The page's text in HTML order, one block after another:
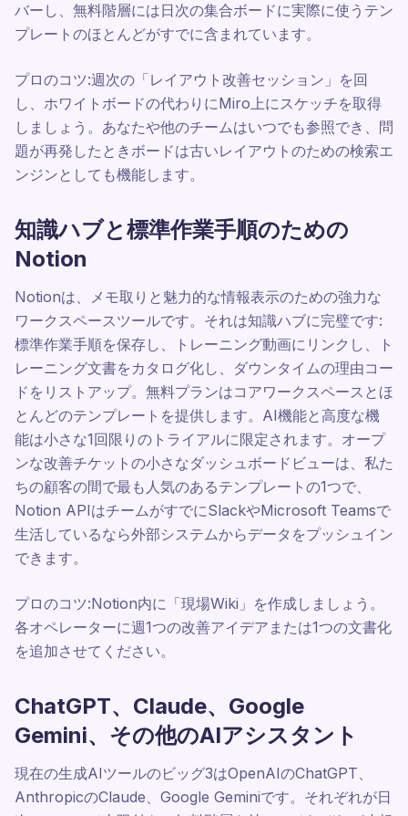
バーし、無料階層には日次の集合ボードに実際に使うテン
プレートのほとんどがすでに含まれています。
プロのコツ:週次の「レイアウト改善セッション」を回
し、ホワイトボードの代わりにMiro上にスケッチを取得
しましょう。あなたや他のチームはいつでも参照でき、問
題が再発したときボードは古いレイアウトのための検索エ
ンジンとしても機能します。
知識ハブと標準作業手順のための
Notion
Notionは、メモ取りと魅力的な情報表示のための強力な
ワークスペースツールです。それは知識ハブに完璧です:
標準作業手順を保存し、トレーニング動画にリンクし、ト
レーニング文書をカタログ化し、ダウンタイムの理由コー
ドをリストアップ。無料プランはコアワークスペースとほ
とんどのテンプレートを提供します。AI機能と高度な機
能は小さな1回限りのトライアルに限定されます。オープ
ンな改善チケットの小さなダッシュボードビューは、私た
ちの顧客の間で最も人気のあるテンプレートの1つで、
Notion APIはチームがすでにSlackやMicrosoft Teamsで
生活しているなら外部システムからデータをプッシュイン
できます。
プロのコツ:Notion内に「現場Wiki」を作成しましょう。
各オペレーターに週1つの改善アイデアまたは1つの文書化
を追加させてください。
ChatGPT、Claude、Google
Gemini、その他のAIアシスタント
現在の生成AIツールのビッグ3はOpenAIのChatGPT、
AnthropicのClaude、Google Geminiです。それぞれが日